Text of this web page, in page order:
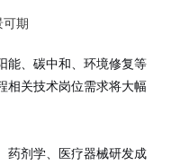
可期
能、碳中和、环境修复等
相关技术岗位需求将大幅
药剂学、医疗器械研发成